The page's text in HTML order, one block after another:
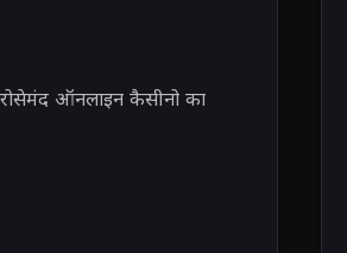
ऑनलाइन कैसीनो का